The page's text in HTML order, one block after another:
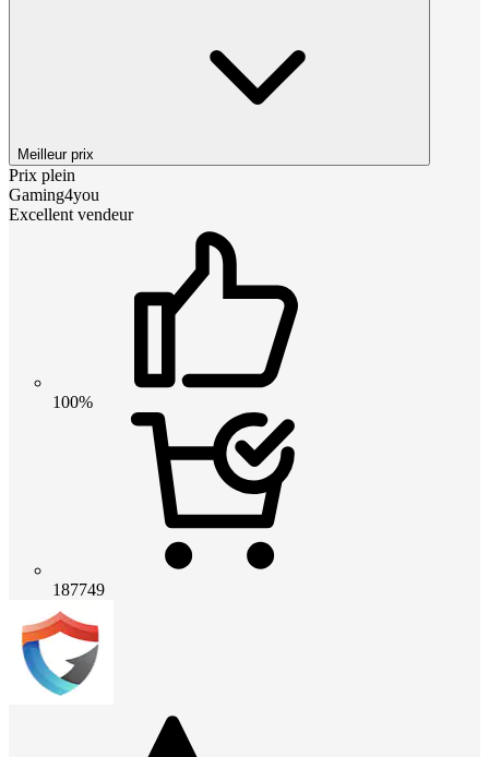
Meilleur prix
Prix plein
Gaming4you
Excellent vendeur
100%
187749